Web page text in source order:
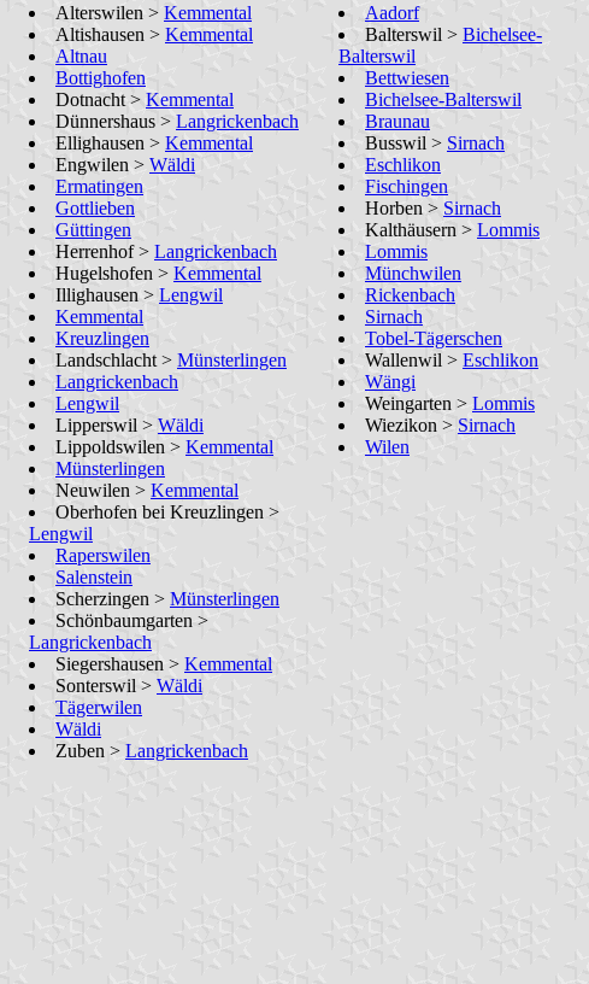
Alterswilen > Kemmental
Altishausen > Kemmental
Altnau
Bottighofen
Dotnacht > Kemmental
Dünnershaus > Langrickenbach
Ellighausen > Kemmental
Engwilen > Wäldi
Ermatingen
Gottlieben
Güttingen
Herrenhof > Langrickenbach
Hugelshofen > Kemmental
Illighausen > Lengwil
Kemmental
Kreuzlingen
Landschlacht > Münsterlingen
Langrickenbach
Lengwil
Lipperswil > Wäldi
Lippoldswilen > Kemmental
Münsterlingen
Neuwilen > Kemmental
Oberhofen bei Kreuzlingen >
Lengwil
Raperswilen
Salenstein
Scherzingen > Münsterlingen
Schönbaumgarten >
Langrickenbach
Siegershausen > Kemmental
Sonterswil > Wäldi
Tägerwilen
Wäldi
Zuben > Langrickenbach
Aadorf
Balterswil > Bichelsee-
Balterswil
Bettwiesen
Bichelsee-Balterswil
Braunau
Busswil > Sirnach
Eschlikon
Fischingen
Horben > Sirnach
Kalthäusern > Lommis
Lommis
Münchwilen
Rickenbach
Sirnach
Tobel-Tägerschen
Wallenwil > Eschlikon
Wängi
Weingarten > Lommis
Wiezikon > Sirnach
Wilen